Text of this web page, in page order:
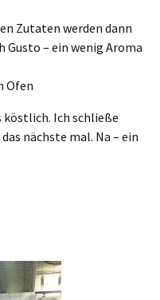
Zutaten werden dann
Gusto – ein wenig Aroma
Ofen
köstlich. Ich schließe
nächste mal. Na – ein